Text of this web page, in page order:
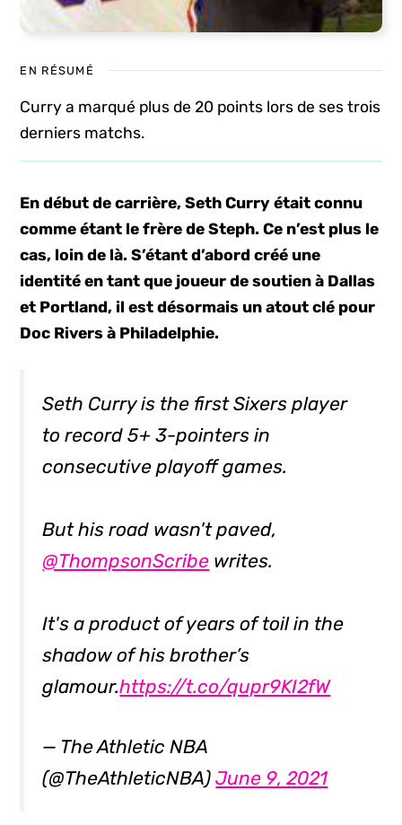
EN RÉSUMÉ
Curry a marqué plus de 20 points lors de ses trois
derniers matchs.
En début de carrière, Seth Curry était connu
comme étant le frère de Steph. Ce n’est plus le
cas, loin de là. S’étant d’abord créé une
identité en tant que joueur de soutien à Dallas
et Portland, il est désormais un atout clé pour
Doc Rivers à Philadelphie.
Seth Curry is the first Sixers player
to record 5+ 3-pointers in
consecutive playoff games.
But his road wasn't paved,
@ThompsonScribe writes.
It's a product of years of toil in the
shadow of his brother’s
glamour.https://t.co/qupr9KI2fW
— The Athletic NBA
(@TheAthleticNBA)June 9, 2021